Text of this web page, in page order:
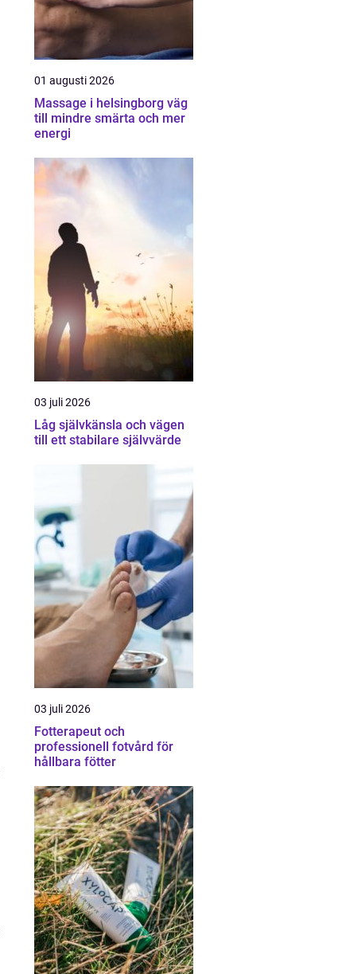
01 augusti 2026
Massage i helsingborg väg
till mindre smärta och mer
energi
03 juli 2026
Låg självkänsla och vägen
till ett stabilare självvärde
03 juli 2026
Fotterapeut och
professionell fotvård för
hållbara fötter